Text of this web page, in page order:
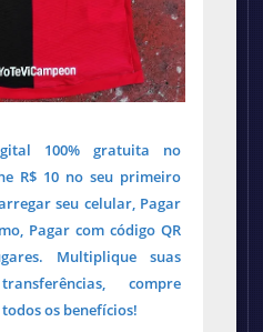
100% gratuita no
R$ 10 no seu primeiro
seu celular, Pagar
Pagar com código QR
Multiplique suas
compre
os benefícios!